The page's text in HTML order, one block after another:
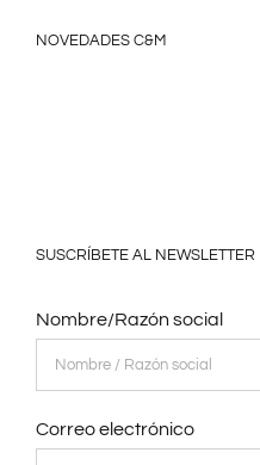
NOVEDADES C&M
SUSCRÍBETE AL NEWSLETTER
Nombre/Razón social
Correo electrónico